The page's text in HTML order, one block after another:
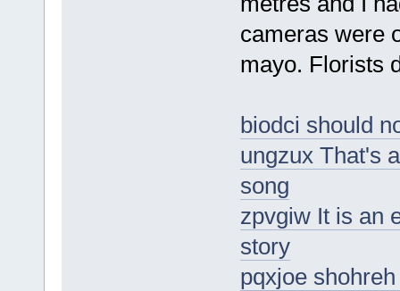
cameras were
mayo. Florists
biodci should
ungzux That's
song
zpvgiw It is an
story
pqxjoe